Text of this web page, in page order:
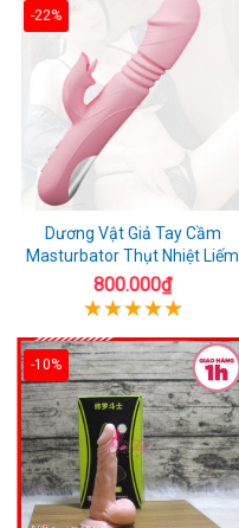
-22%
Dương Vật Giả Tay Cầm
Masturbator Thụt Nhiệt Liếm
Rung
800.000₫
-10%